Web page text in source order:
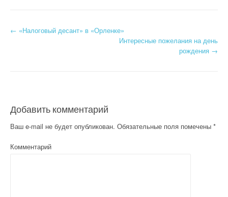
Post navigation
← «Налоговый десант» в «Орленке»
Интересные пожелания на день
рождения →
Добавить комментарий
Ваш e-mail не будет опубликован. Обязательные поля помечены *
Комментарий